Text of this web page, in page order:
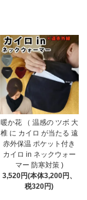
暖か花 （ 温感の ツボ 大
椎 に カイロ が当たる 遠
赤外保温 ポケット付き
カイロ in ネックウォー
マー 防寒対策 )
3,520円(本体3,200円、
税320円)